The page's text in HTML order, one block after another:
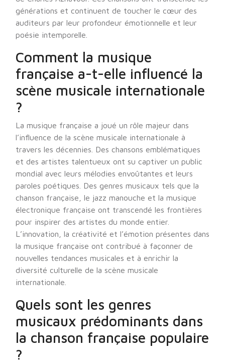
générations et continuent de toucher le cœur des
auditeurs par leur profondeur émotionnelle et leur
poésie intemporelle.
Comment la musique
française a-t-elle influencé la
scène musicale internationale
?
La musique française a joué un rôle majeur dans
l’influence de la scène musicale internationale à
travers les décennies. Des chansons emblématiques
et des artistes talentueux ont su captiver un public
mondial avec leurs mélodies envoûtantes et leurs
paroles poétiques. Des genres musicaux tels que la
chanson française, le jazz manouche et la musique
électronique française ont transcendé les frontières
pour inspirer des artistes du monde entier.
L’innovation, la créativité et l’émotion présentes dans
la musique française ont contribué à façonner de
nouvelles tendances musicales et à enrichir la
diversité culturelle de la scène musicale
internationale.
Quels sont les genres
musicaux prédominants dans
la chanson française populaire
?